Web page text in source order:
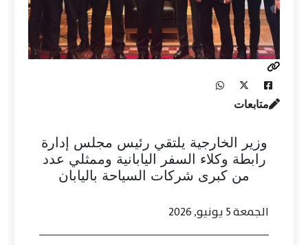
متابعات
وزير الخارجية يلتقي رئيس مجلس إدارة
رابطة وكلاء السفر اليابانية وممثلي عدد
من كبرى شركات السياحة باليابان
الجمعة 5 يونيو, 2026